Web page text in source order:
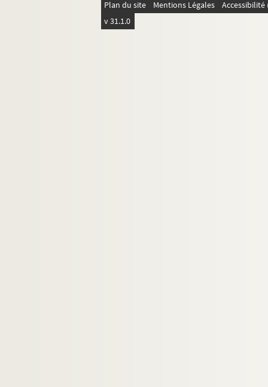
Plan du site Mentions Légales
v 31.1.0